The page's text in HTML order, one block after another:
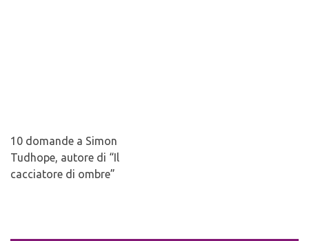
10 domande a Simon
Tudhope, autore di “Il
cacciatore di ombre”